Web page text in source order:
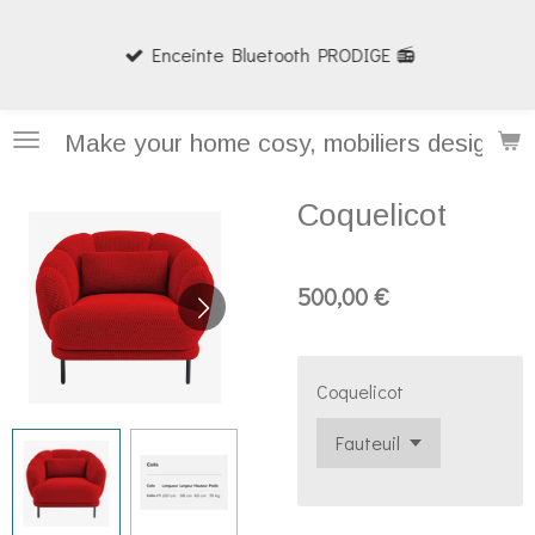
principal
Make your home cosy, mobiliers design
Enceinte Bluetooth PRODIGE 📻
Coquelicot
500,00 €
Coquelicot